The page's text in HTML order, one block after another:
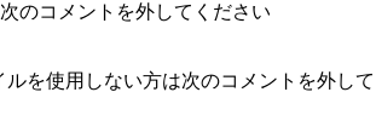
のコメントを外してください
を使用しない方は次のコメントを外し